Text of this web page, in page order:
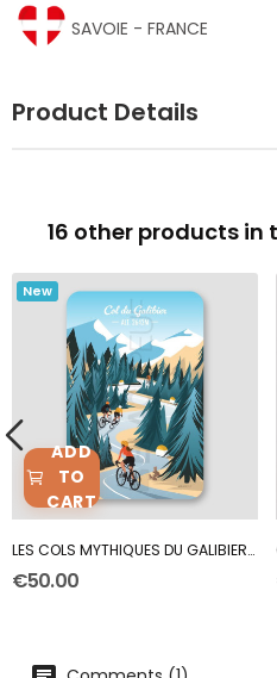
SAVOIE - FRANCE
Product Details
16 other products
New
ADD
TO
CART
LES COLS MYTHIQUES DU GALIBIER PAINTING
€50.00